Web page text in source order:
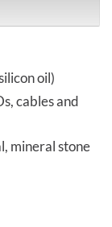
oil)
cables and
mineral stone